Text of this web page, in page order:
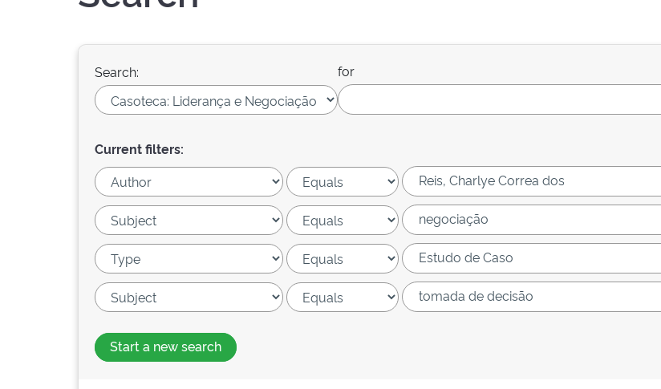
Search: for
Current filters:
Start a new search